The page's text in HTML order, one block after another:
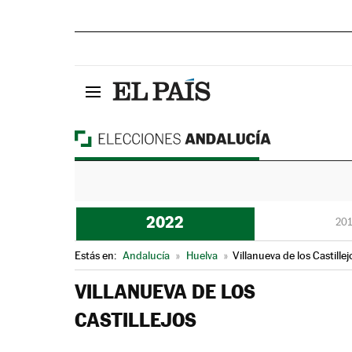
2022
Estás en: Andalucía » Huelva » Villanueva de los
VILLANUEVA DE LOS
CASTILLEJOS